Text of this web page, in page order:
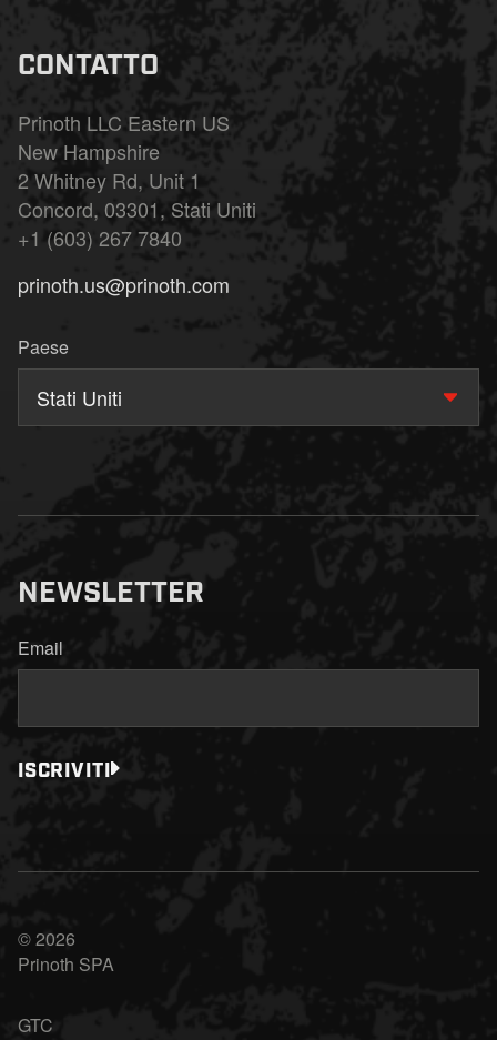
CONTATTO
Prinoth LLC Eastern US
New Hampshire
2 Whitney Rd, Unit 1
Concord, 03301, Stati Uniti
+1 (603) 267 7840
prinoth.us@prinoth.com
Paese
Stati Uniti
NEWSLETTER
Email
ISCRIVITI
© 2026
Prinoth SPA
GTC